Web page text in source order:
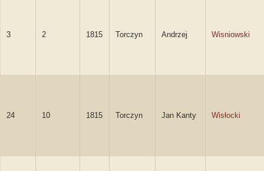
3 2 1815 Torczyn Andrzej Wisniowski
24 10 1815 Torczyn Jan Kanty Wisłocki